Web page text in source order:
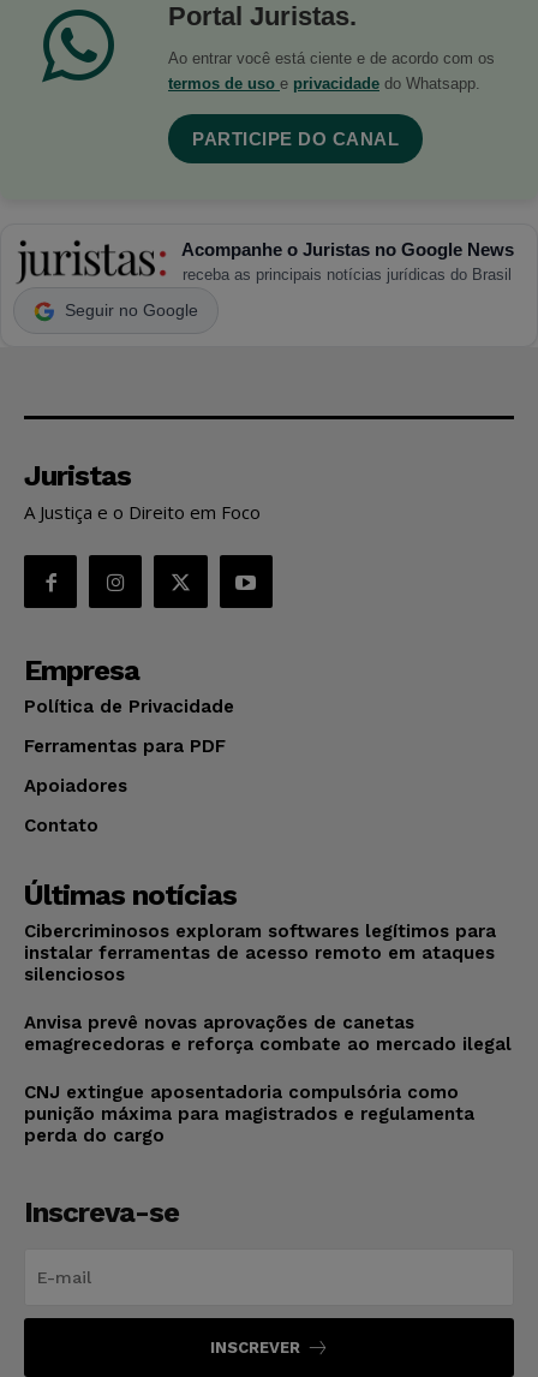
Portal Juristas.
Ao entrar você está ciente e de acordo com os
termos de uso e privacidade do Whatsapp.
PARTICIPE DO CANAL
Acompanhe o Juristas no Google News
receba as principais notícias jurídicas do Brasil
Seguir no Google
Juristas
A Justiça e o Direito em Foco
Empresa
Política de Privacidade
Ferramentas para PDF
Apoiadores
Contato
Últimas notícias
Cibercriminosos exploram softwares legítimos para
instalar ferramentas de acesso remoto em ataques
silenciosos
Anvisa prevê novas aprovações de canetas
emagrecedoras e reforça combate ao mercado ilegal
CNJ extingue aposentadoria compulsória como
punição máxima para magistrados e regulamenta
perda do cargo
Inscreva-se
INSCREVER